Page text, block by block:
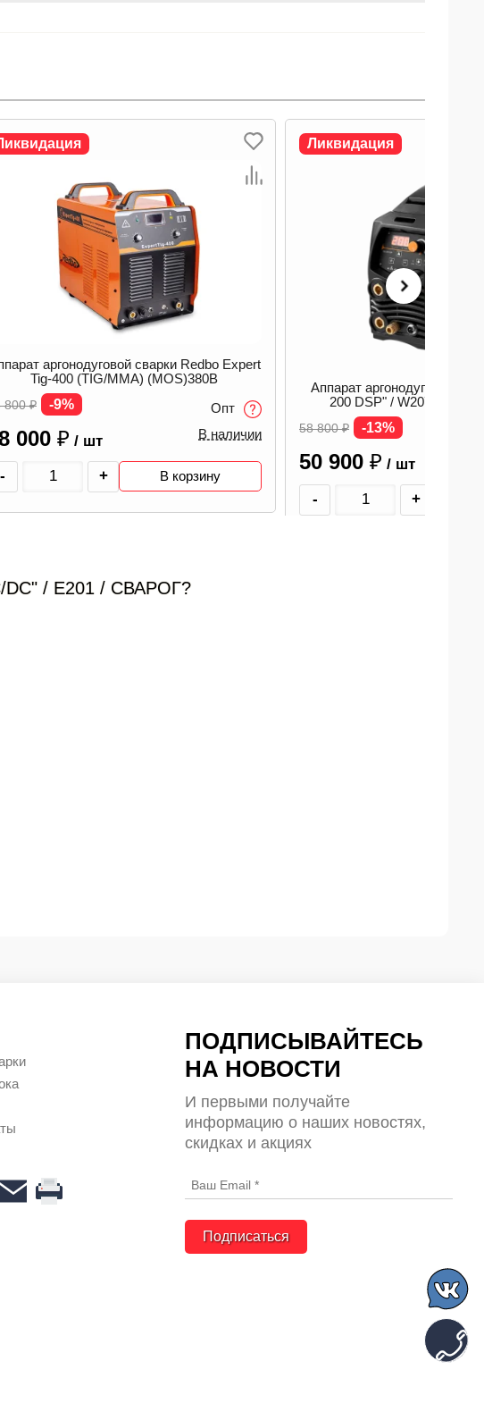
аргонодуговой сварки Redbo Expert
Tig-400 (TIG/MMA) (MOS)380B
800₽ -9%
000 ₽ / шт
Опт
В наличии
- + В корзину
Ликвидация
Аппарат аргонодуговой
200 DSP" / W207 /
00000093852
58 800₽ -13%
50 900 ₽ / шт
- +
DC" / E201 / СВАРОГ?
ПОДПИСЫВАЙТЕСЬ
НА НОВОСТИ
И первыми получайте
информацию о наших новостях,
скидках и акциях
Подписаться